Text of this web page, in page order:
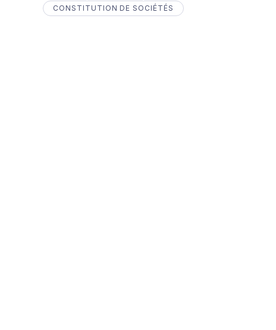
CONSTITUTION DE SOCIÉTÉS